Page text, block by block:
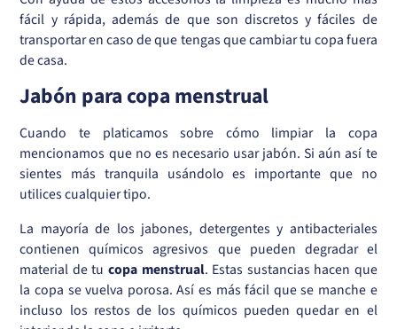
fácil y rápida, además de que son discretos y fáciles de
transportar en caso de que tengas que cambiar tu copa fuera
de casa.
Jabón para copa menstrual
Cuando te platicamos sobre cómo limpiar la copa
mencionamos que no es necesario usar jabón. Si aún así te
sientes más tranquila usándolo es importante que no
utilices cualquier tipo.
La mayoría de los jabones, detergentes y antibacteriales
contienen químicos agresivos que pueden degradar el
material de tu copa menstrual. Estas sustancias hacen que
la copa se vuelva porosa. Así es más fácil que se manche e
incluso los restos de los químicos pueden quedar en el